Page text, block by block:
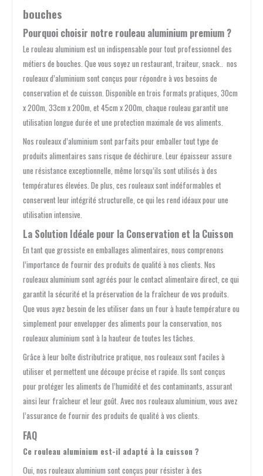
bouches
Pourquoi choisir notre rouleau aluminium premium ?
Le rouleau aluminium est un indispensable pour tout professionnel des
métiers de bouches. Que vous soyez un restaurant, traiteur, snack.. nos
rouleaux d’aluminium sont conçus pour répondre à vos besoins de
conservation et de cuisson. Disponible en trois formats pratiques, 30cm
x 200m, 33cm x 200m, et 45cm x 200m, chaque rouleau garantit une
utilisation longue durée et une protection maximale de vos aliments.
Nos rouleaux d’aluminium sont parfaits pour emballer tout type de
produits alimentaires sans risque de déchirure. Leur épaisseur assure
une résistance exceptionnelle, même lorsqu’ils sont utilisés à des
températures élevées. De plus, ces rouleaux sont indéformables et
conservent leur intégrité structurelle, ce qui les rend idéaux pour une
utilisation intensive.
La Solution Idéale pour la Conservation et la Cuisson
En tant que grossiste en emballages alimentaires, nous comprenons
l’importance de fournir des produits de qualité à nos clients. Nos
rouleaux aluminium sont agréés pour le contact alimentaire direct, ce qui
garantit la sécurité et la préservation de la fraîcheur de vos produits.
Que vous ayez besoin de les utiliser dans un four à haute température ou
simplement pour envelopper des aliments pour la conservation, nos
rouleaux aluminium sont à la hauteur de toutes les tâches.
Grâce à leur boîte distributrice pratique, nos rouleaux sont faciles à
utiliser et permettent une découpe précise et rapide. Ils sont conçus
pour protéger les aliments de l’humidité et des contaminants, assurant
ainsi leur fraîcheur et leur goût. Avec nos rouleaux aluminium, vous avez
l’assurance de fournir des produits de qualité à vos clients.
FAQ
Ce rouleau aluminium est-il adapté à la cuisson ?
Oui, nos rouleaux aluminium sont conçus pour résister à des